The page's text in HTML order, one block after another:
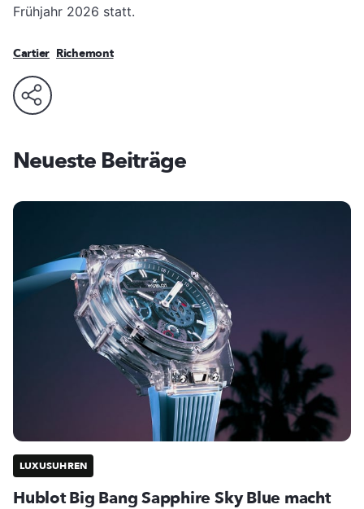
Frühjahr 2026 statt.
Cartier Richemont
Neueste Beiträge
LUXUSUHREN
Hublot Big Bang Sapphire Sky Blue macht